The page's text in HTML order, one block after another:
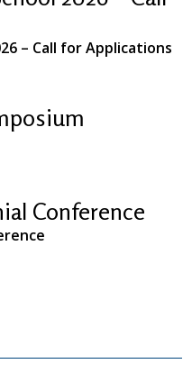
– Call for Applications
Conference